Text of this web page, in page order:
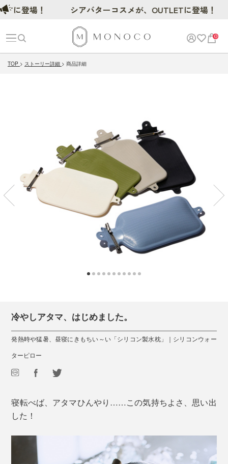
0
TOP ストーリー詳細 商品詳細
冷やしアタマ、はじめました。
発熱時や猛暑、昼寝にきもちい～い「シリコン製水枕」｜シリコンウォー
ターピロー
寝転べば、アタマひんやり……この気持ちよさ、思い出
した！
登場！ シアバターコスメが、OUTLETに登場！